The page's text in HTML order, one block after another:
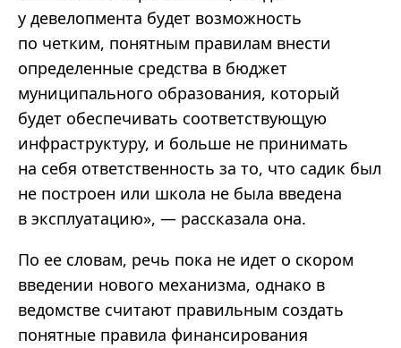
у девелопмента будет возможность
по четким, понятным правилам внести
определенные средства в бюджет
муниципального образования, который
будет обеспечивать соответствующую
инфраструктуру, и больше не принимать
на себя ответственность за то, что садик был
не построен или школа не была введена
в эксплуатацию», — рассказала она.
По ее словам, речь пока не идет о скором
введении нового механизма, однако в
ведомстве считают правильным создать
понятные правила финансирования